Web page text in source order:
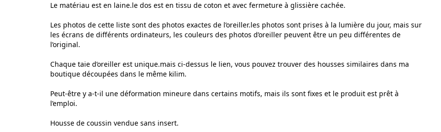
Le matériau est en laine.le dos est en tissu de coton et avec fermeture à glissière cachée.
Les photos de cette liste sont des photos exactes de l’oreiller.les photos sont prises à la lumière du jour, mais sur
les écrans de différents ordinateurs, les couleurs des photos d’oreiller peuvent être un peu différentes de
l’original.
Chaque taie d’oreiller est unique.mais ci-dessus le lien, vous pouvez trouver des housses similaires dans ma
boutique découpées dans le même kilim.
Peut-être y a-t-il une déformation mineure dans certains motifs, mais ils sont fixes et le produit est prêt à
l’emploi.
Housse de coussin vendue sans insert.